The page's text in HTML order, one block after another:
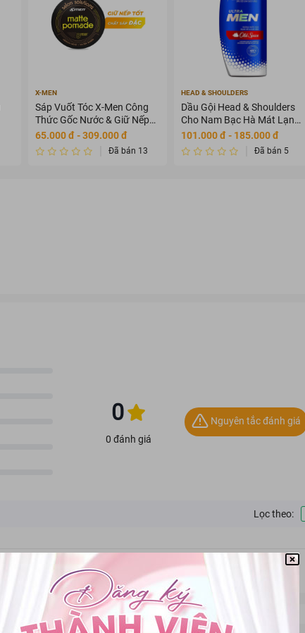
X-MEN
Sáp Vuốt Tóc X-Men Công
Thức Gốc Nước & Giữ Nếp
8H 70g
65.000 đ - 309.000 đ
Đã bán 13
HEAD & SHOULDERS
Dầu Gội Head & Shoulders
Cho Nam Bạc Hà Mát Lạnh
650ml
101.000 đ - 185.000 đ
Đã bán 5
0
0 đánh giá
Nguyên tắc đánh giá
Lọc theo: